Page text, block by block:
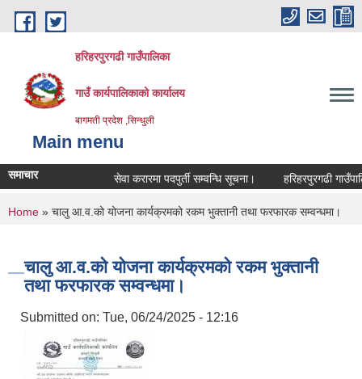
Skip to main content
हरिहरपुरगढी गाउँपालिका
गाउँ कार्यपालिकाको कार्यालय
बागमती प्रदेश ,सिन्धुली
Main menu
समाचार सेवा करारमा पदपुर्ती सम्वन्धि सूचना। हरिहरपुरगढी
You are here
Home » चालु आ.व.को योजना कार्यक्रमको रकम भुक्तानी तथा फरफारक सम्वन्धमा।
चालु आ.व.को योजना कार्यक्रमको रकम भुक्तानी
तथा फरफारक सम्वन्धमा।
Submitted on: Tue, 06/24/2025 - 12:16